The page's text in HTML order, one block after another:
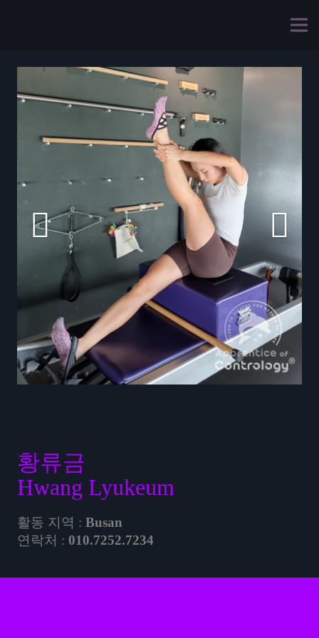
황류금
Hwang Lyukeum
활동 지역 : Busan
연락처 : 010.7252.7234